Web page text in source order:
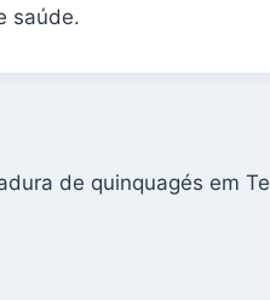
saúde.
de quinquagés em